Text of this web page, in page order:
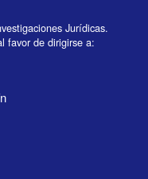
Jurídicas.
favor de dirigirse a: